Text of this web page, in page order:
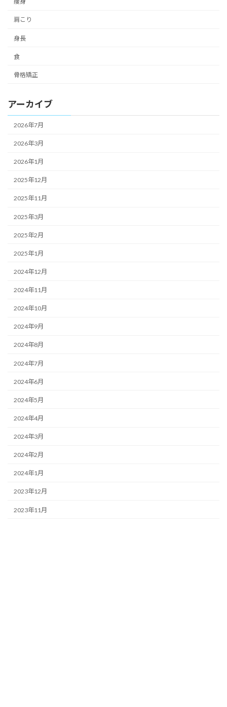
肩こり
身長
食
骨格矯正
アーカイブ
2026年7月
2026年3月
2026年1月
2025年12月
2025年11月
2025年3月
2025年2月
2025年1月
2024年12月
2024年11月
2024年10月
2024年9月
2024年8月
2024年7月
2024年6月
2024年5月
2024年4月
2024年3月
2024年2月
2024年1月
2023年12月
2023年11月